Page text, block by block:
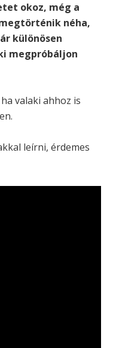
okoz, még a
néha,
különösen
megpróbáljon
valaki ahhoz is
leírni, érdemes